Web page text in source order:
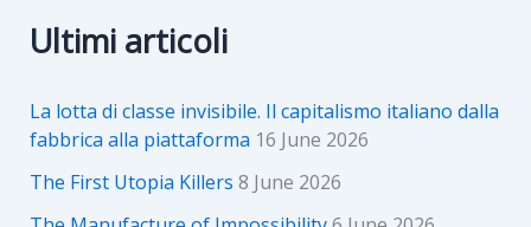
Ultimi articoli
La lotta di classe invisibile. Il capitalismo italiano dalla
fabbrica alla piattaforma 16 June 2026
The First Utopia Killers 8 June 2026